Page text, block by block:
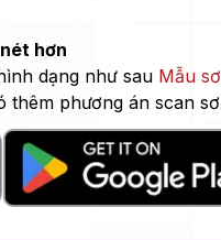
hơn
dạng như sau Mẫu
thêm phương án scan